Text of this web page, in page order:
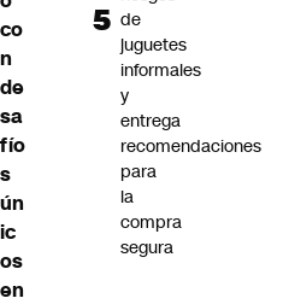
co
n
de
sa
fío
s
ún
ic
os
en
de
juguetes
informales
y
entrega
recomendaciones
para
la
compra
segura